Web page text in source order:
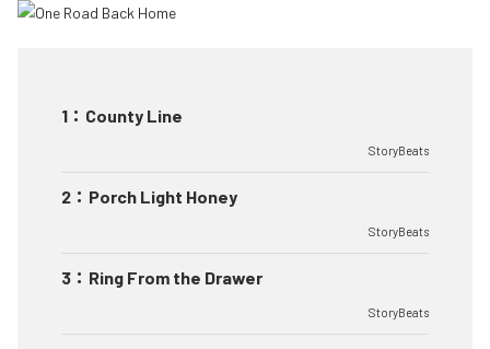
1 ： County Line
StoryBeats
2 ： Porch Light Honey
StoryBeats
3 ： Ring From the Drawer
StoryBeats